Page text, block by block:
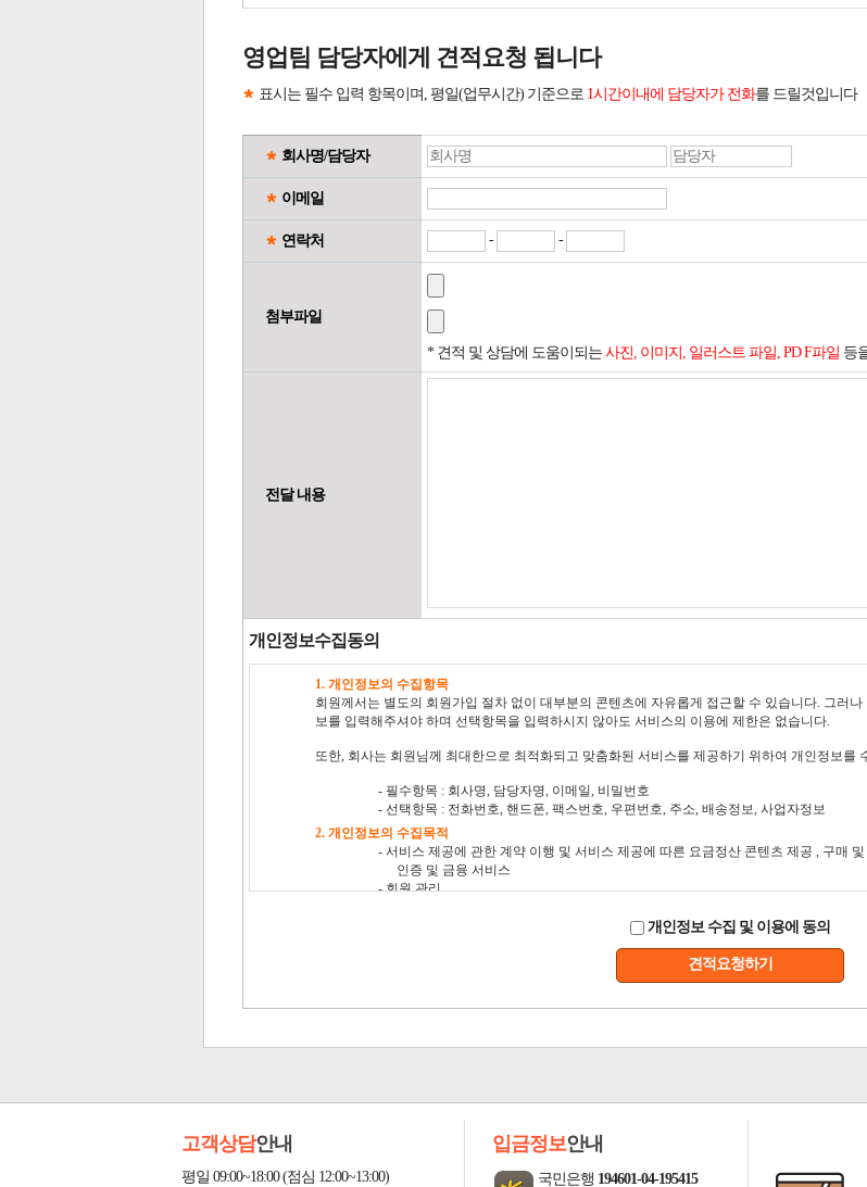
영업팀 담당자에게 견적요청 됩니다
표시는 필수 입력 항목이며, 평일(업무시간) 기준으로 1시간이내에 담당자가 전화를 드릴것입니다
회사명/담당자
이메일
연락처 - -
첨부파일
* 견적 및 상담에 도움이되는 사진, 이미지, 일러스트 파일, PD F파일 등
전달 내용
개인정보수집동의
개인정보 수집 및 이용에 동의
견적요청하기
고객상담안내
평일 09:00~18:00 (점심 12:00~13:00)
입금정보안내
국민은행 194601-04-195415